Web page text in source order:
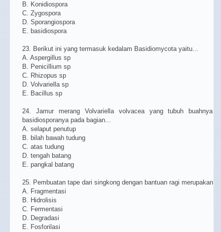
B. Konidiospora
C. Zygospora
D. Sporangiospora
E. basidiospora
23. Berikut ini yang termasuk kedalam Basidiomycota yaitu...
A. Aspergillus sp
B. Penicillium sp
C. Rhizopus sp
D. Volvariella sp
E. Bacillus sp
24. Jamur merang Volvariella volvacea yang tubuh buahnya
basidiosporanya pada bagian...
A. selaput penutup
B. bilah bawah tudung
C. atas tudung
D. tengah batang
E. pangkal batang
25. Pembuatan tape dari singkong dengan bantuan ragi merupakan
A. Fragmentasi
B. Hidrolisis
C. Fermentasi
D. Degradasi
E. Fosforilasi